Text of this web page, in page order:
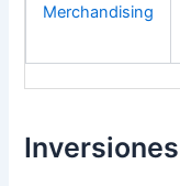
Merchandising